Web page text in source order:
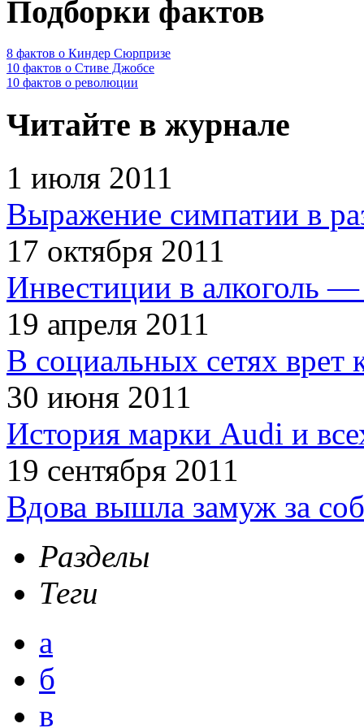
Подборки фактов
8 фактов о Киндер Сюрпризе
10 фактов о Стиве Джобсе
10 фактов о революции
Читайте в журнале
1 июля 2011
Выражение симпатии в
17 октября 2011
Инвестиции в алкоголь —
19 апреля 2011
В социальных сетях врет
30 июня 2011
История марки Audi и
19 сентября 2011
Вдова вышла замуж за
Разделы
Теги
а
б
в